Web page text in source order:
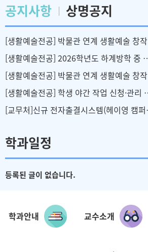
공지사항
[생활예술전공] 2026
[생활예술전
[교무처
상명공지
학과일정
등록된 글이 없습니다.
학과안내 교수소개